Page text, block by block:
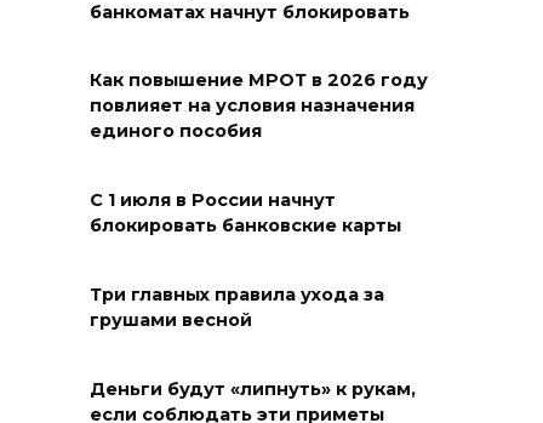
06 августа 2026 18:29
06 августа 2026 18:27
Андрей Фатеев: Театр Чехова
в Таганроге откроет 200-й
06 августа 2026 18:27
банкоматах начнут блокировать
Как повышение МРОТ в 2026 году
повлияет на условия назначения
единого пособия
С 1 июля в России начнут
блокировать банковские карты
Три главных правила ухода за
грушами весной
Деньги будут «липнуть» к рукам,
если соблюдать эти приметы